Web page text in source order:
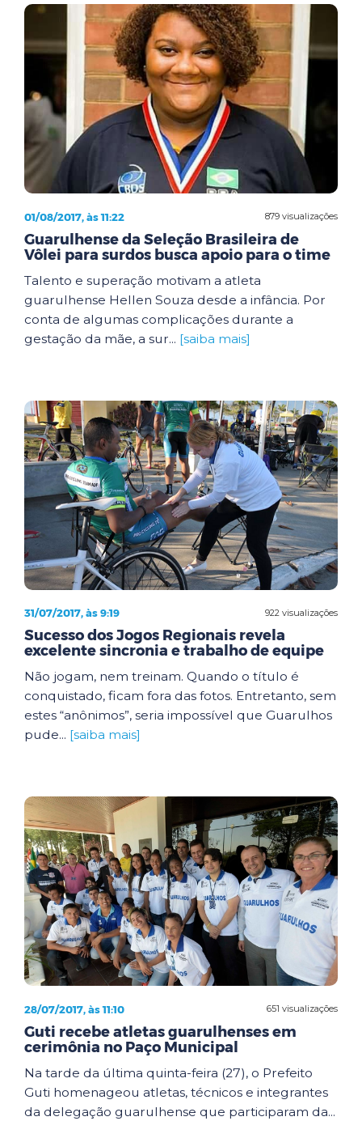
879 visualizações
01/08/2017, às 11:22
Guarulhense da Seleção Brasileira de
Vôlei para surdos busca apoio para o time
Talento e superação motivam a atleta
guarulhense Hellen Souza desde a infância. Por
conta de algumas complicações durante a
gestação da mãe, a sur... [saiba mais]
922 visualizações
31/07/2017, às 9:19
Sucesso dos Jogos Regionais revela
excelente sincronia e trabalho de equipe
Não jogam, nem treinam. Quando o título é
conquistado, ficam fora das fotos. Entretanto, sem
estes “anônimos”, seria impossível que Guarulhos
pude... [saiba mais]
651 visualizações
28/07/2017, às 11:10
Guti recebe atletas guarulhenses em
cerimônia no Paço Municipal
Na tarde da última quinta-feira (27), o Prefeito
Guti homenageou atletas, técnicos e integrantes
da delegação guarulhense que participaram da...